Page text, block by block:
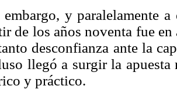
embargo, y paralelamente
de los años noventa fue
desconfianza ante la
llegó a surgir la
y práctico.